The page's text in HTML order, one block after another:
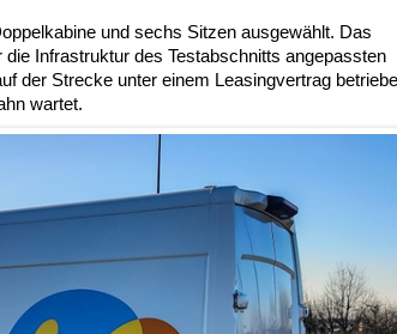
und sechs Sitzen ausgewählt. Das
Infrastruktur des Testabschnitts angepassten
der Strecke unter einem Leasingvertrag
wartet.